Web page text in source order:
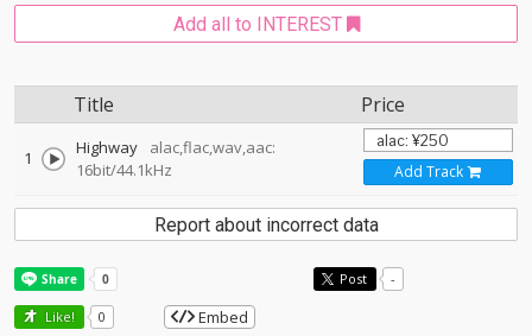
Add all to INTEREST
Title Price
1 Highway
alac,flac,wav,aac:
16bit/44.1kHz
Add Track
Report about incorrect data
Post -
Like! 0 Embed